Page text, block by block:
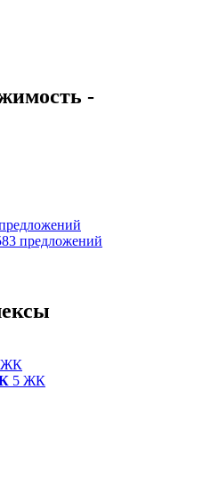
-
предложений
ЖК
5 ЖК